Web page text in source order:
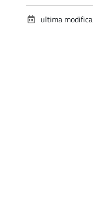
ultima modifica